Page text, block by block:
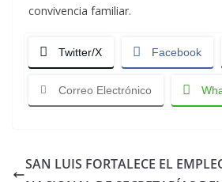
convivencia familiar.
Twitter/X Facebook
Correo Electrónico
SAN LUIS FORTALECE EL